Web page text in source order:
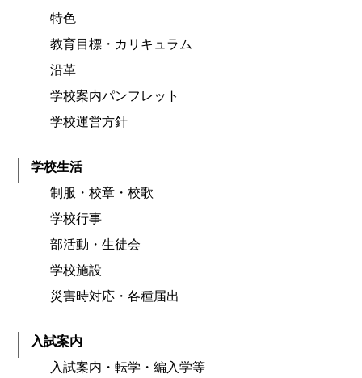
特色
教育目標・カリキュラム
沿革
学校案内パンフレット
学校運営方針
学校生活
制服・校章・校歌
学校行事
部活動・生徒会
学校施設
災害時対応・各種届出
入試案内
入試案内・転学・編入学等